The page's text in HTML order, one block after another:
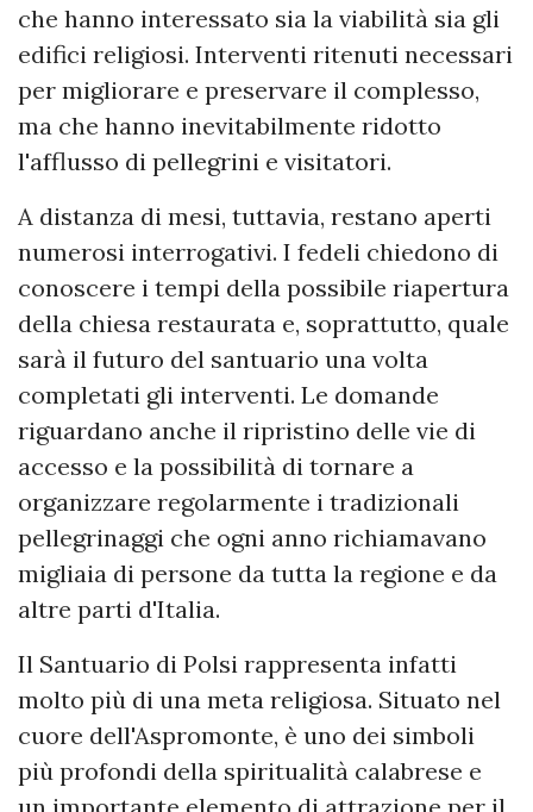
che hanno interessato sia la viabilità sia gli
edifici religiosi. Interventi ritenuti necessari
per migliorare e preservare il complesso,
ma che hanno inevitabilmente ridotto
l'afflusso di pellegrini e visitatori.
A distanza di mesi, tuttavia, restano aperti
numerosi interrogativi. I fedeli chiedono di
conoscere i tempi della possibile riapertura
della chiesa restaurata e, soprattutto, quale
sarà il futuro del santuario una volta
completati gli interventi. Le domande
riguardano anche il ripristino delle vie di
accesso e la possibilità di tornare a
organizzare regolarmente i tradizionali
pellegrinaggi che ogni anno richiamavano
migliaia di persone da tutta la regione e da
altre parti d'Italia.
Il Santuario di Polsi rappresenta infatti
molto più di una meta religiosa. Situato nel
cuore dell'Aspromonte, è uno dei simboli
più profondi della spiritualità calabrese e
un importante elemento di attrazione per il